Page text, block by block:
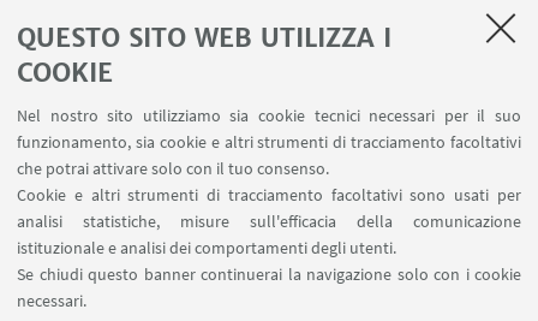
QUESTO SITO WEB UTILIZZA I
COOKIE
Nel nostro sito utilizziamo sia cookie tecnici necessari per il suo
funzionamento, sia cookie e altri strumenti di tracciamento facoltativi
che potrai attivare solo con il tuo consenso.
Cookie e altri strumenti di tracciamento facoltativi sono usati per
analisi statistiche, misure sull'efficacia della comunicazione
istituzionale e analisi dei comportamenti degli utenti.
Se chiudi questo banner continuerai la navigazione solo con i cookie
necessari.
Area riservata - Spazi virtuali
Contatti
SEGUI IL DIPARTIMENTO SU: